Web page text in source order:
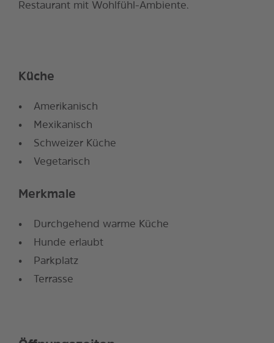
Restaurant mit Wohlfühl-Ambiente.
Küche
Amerikanisch
Mexikanisch
Schweizer Küche
Vegetarisch
Merkmale
Durchgehend warme Küche
Hunde erlaubt
Parkplatz
Terrasse